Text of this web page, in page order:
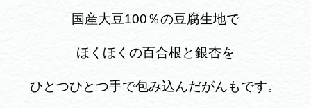
国産大豆100％の豆腐生地で
ほくほくの百合根と銀杏を
ひとつひとつ手で包み込んだがんもです。